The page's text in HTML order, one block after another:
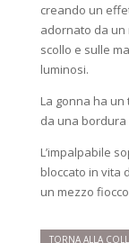
creando un
adornato da
scollo e sulle
luminosi.
La gonna ha
da una
L’impalpabile
bloccato in vita
un mezzo
TORNA ALLA